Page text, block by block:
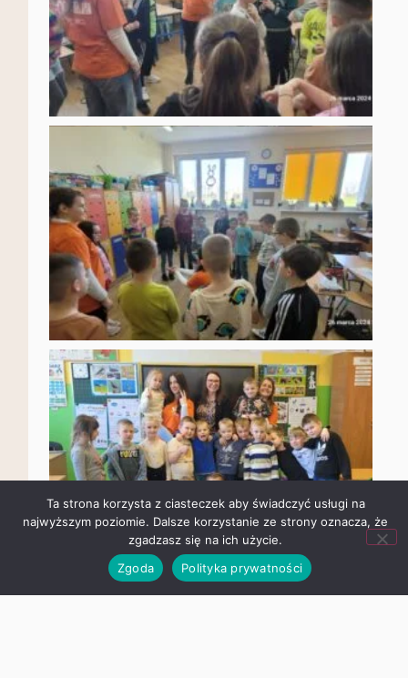
Ta strona korzysta z ciasteczek aby świadczyć usługi na
najwyższym poziomie. Dalsze korzystanie ze strony oznacza,
że zgadzasz się na ich użycie.
Zgoda
Polityka prywatności